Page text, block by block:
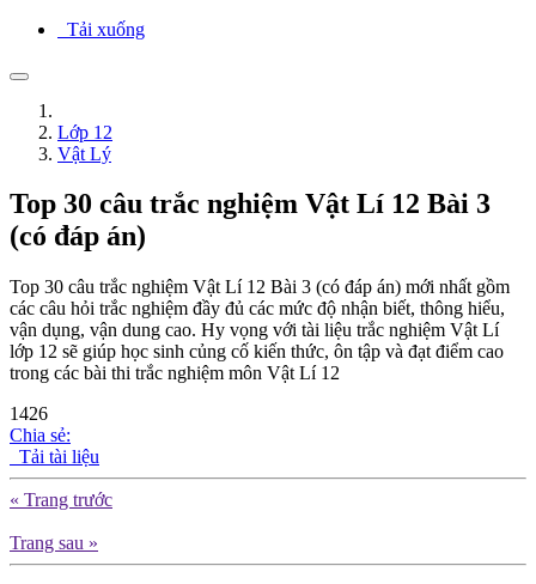
Tải xuống
Lớp 12
Vật Lý
Top 30 câu trắc nghiệm Vật Lí 12 Bài 3
(có đáp án)
Top 30 câu trắc nghiệm Vật Lí 12 Bài 3 (có đáp án) mới nhất gồm
các câu hỏi trắc nghiệm đầy đủ các mức độ nhận biết, thông hiểu,
vận dụng, vận dung cao. Hy vọng với tài liệu trắc nghiệm Vật Lí
lớp 12 sẽ giúp học sinh củng cố kiến thức, ôn tập và đạt điểm cao
trong các bài thi trắc nghiệm môn Vật Lí 12
1426
Chia sẻ:
Tải tài liệu
« Trang trước
Trang sau »